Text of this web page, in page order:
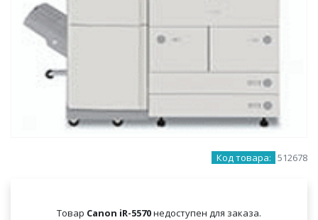
Код товара: 512678
Товар Canon iR-5570недоступен для заказа.